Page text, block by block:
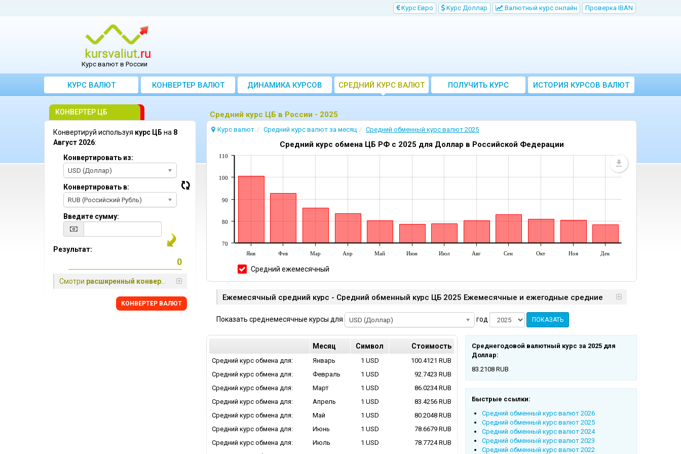
Kурс Евро Kурс Доллар Bалютный курс онлайн Проверка IBAN
Курс валют в России
КУРС ВАЛЮТ КОНВЕРТЕР ВАЛЮТ ДИНАМИКА КУРСОВ
CРЕДНИЙ КУРС ВАЛЮТ
ЗА МЕСЯЦ
ПОЛУЧИТЬ КУРС
ВАЛЮТ ЦБ
ИСТОРИЯ КУРСОВ ВАЛЮТ
ЦБ РФ
Средний курс ЦБ в России - 2025
Курс валют Cредний курс валют за месяц Cредний обменный курс валют 2025
Средний курс обмена ЦБ РФ c 2025 для Доллар в Российской Федерации
Янв Фев Мар Апр Май Июн Июл Авг Сен Окт Ноя Дек
70
80
90
100
110
Средний ежемесячный
Ежемесячный cредний курс - Cредний обменный курс ЦБ 2025 Ежемесячные и ежегодные средние
Показать среднемесячные курсы для USD (Доллар) год ПОКАЗАТЬ
Mесяц Cимвол Cтоимость
Средний курс обмена для: Январь 1 USD
100.4121 RUB
Средний курс обмена для:
Февраль 1 USD
92.7423 RUB
Средний курс обмена для:
Март 1 USD
86.0234 RUB
Средний курс обмена для:
Апрель 1 USD
83.4256 RUB
Средний курс обмена для:
Май 1 USD
80.2048 RUB
Средний курс обмена для:
Июнь 1 USD
78.6679 RUB
Средний курс обмена для:
Июль 1 USD
78.7724 RUB
Среднегодовой валютный курс за 2025 для
Доллар:
83.2108 RUB
Быстрые ссылки:
Cредний обменный курс валют 2026
Cредний обменный курс валют 2025
Cредний обменный курс валют 2024
Cредний обменный курс валют 2023
Cредний обменный курс валют 2022
КОНВЕРТЕР ЦБ
Конвертируй используя курс ЦБ на 8
Август 2026:
Конвертировать из:
USD (Доллар)
Конвертировать в:
RUB (Российский Рубль)
Введите сумму:
Результат:
Смотри расширенный конвертер
КОНВЕРТЕР ВАЛЮТ